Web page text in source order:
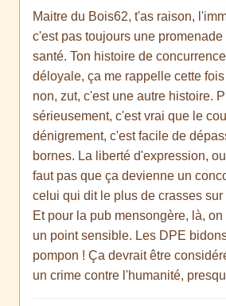
Maitre du Bois62, t'as raison,
c'est pas toujours une promenade
santé. Ton histoire de concurrence
déloyale, ça me rappelle cette fois
non, zut, c'est une autre histoire.
sérieusement, c'est vrai que le
dénigrement, c'est facile de
bornes. La liberté d'expression,
faut pas que ça devienne un
celui qui dit le plus de crasses sur
Et pour la pub mensongère, là,
un point sensible. Les DPE
pompon ! Ça devrait être
un crime contre l'humanité,